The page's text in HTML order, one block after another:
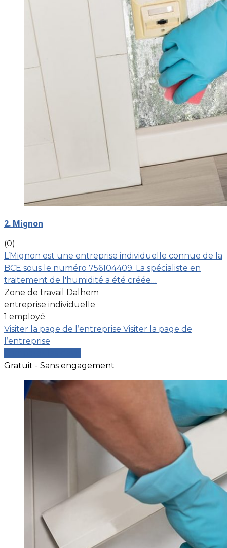
2. Mignon
(0)
L’Mignon est une entreprise individuelle connue de la
BCE sous le numéro 756104409. La spécialiste en
traitement de l'humidité a été créée…
Zone de travail Dalhem
entreprise individuelle
1 employé
Visiter la page de l’entreprise Visiter la page de
l’entreprise
Gratuit - Sans engagement